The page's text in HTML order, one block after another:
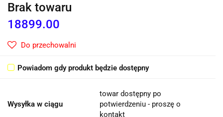
Brak towaru
18899.00
Do przechowalni
Powiadom gdy produkt będzie dostępny
Wysyłka w ciągu
towar dostępny po
potwierdzeniu - proszę o
kontakt